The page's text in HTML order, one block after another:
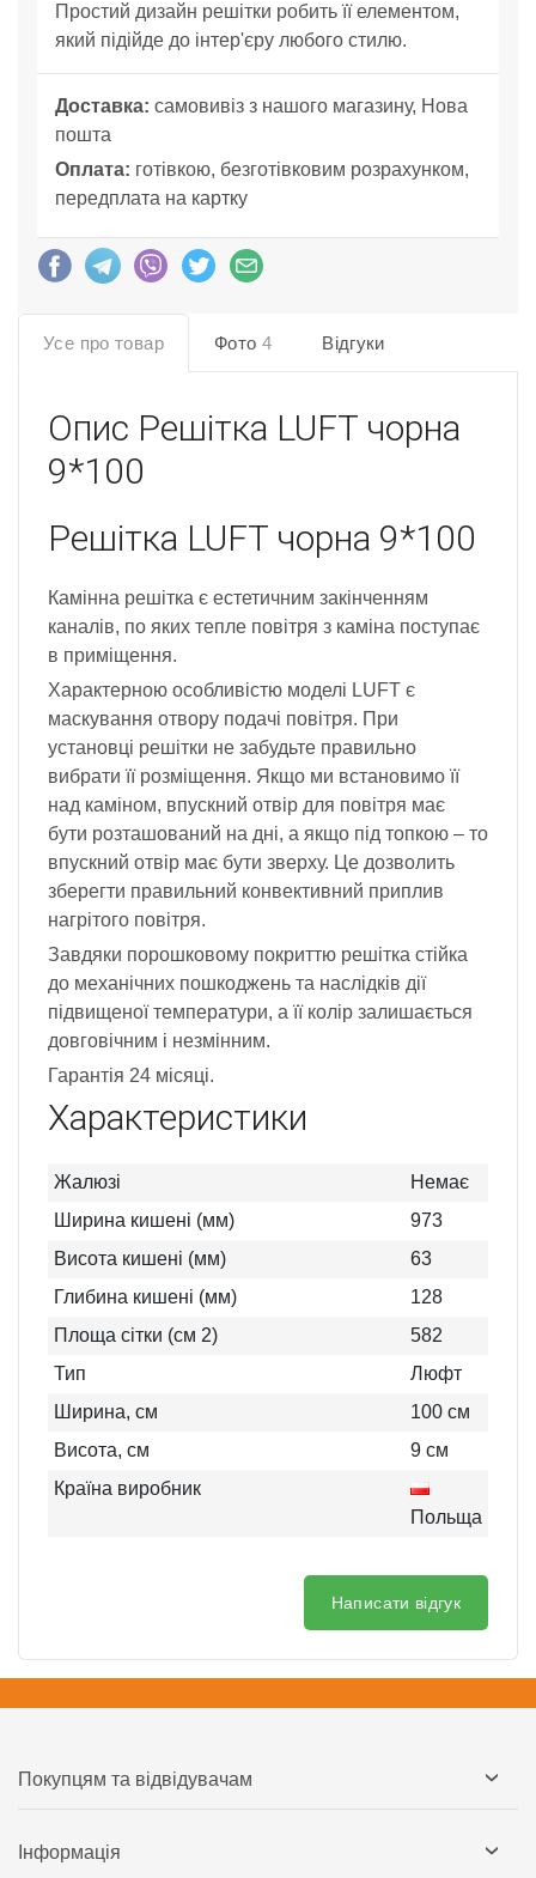
Простий дизайн решітки робить її елементом,
який підійде до інтер'єру любого стилю.
Доставка: самовивіз з нашого магазину, Нова
пошта
Оплата: готівкою, безготівковим розрахунком,
передплата на картку
Усе про товар Фото 4 Відгуки
Опис Решітка LUFT чорна
9*100
Решітка LUFT чорна 9*100
Камінна решітка є естетичним закінченням
каналів, по яких тепле повітря з каміна поступає
в приміщення.
Характерною особливістю моделі LUFT є
маскування отвору подачі повітря. При
установці решітки не забудьте правильно
вибрати її розміщення. Якщо ми встановимо її
над каміном, впускний отвір для повітря має
бути розташований на дні, а якщо під топкою – то
впускний отвір має бути зверху. Це дозволить
зберегти правильний конвективний приплив
нагрітого повітря.
Завдяки порошковому покриттю решітка стійка
до механічних пошкоджень та наслідків дії
підвищеної температури, а її колір залишається
довговічним і незмінним.
Гарантія 24 місяці.
Характеристики
Жалюзі
Немає
Ширина кишені (мм)
973
Висота кишені (мм)
63
Глибина кишені (мм)
128
Площа сітки (см 2)
582
Тип
Люфт
Ширина, см
100 см
Висота, см
9 см
Країна виробник
Польща
Написати відгук
Покупцям та відвідувачам
Інформація